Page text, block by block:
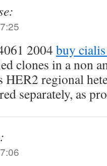
2004 buy
clones in a non
HER2 regional
separately, as